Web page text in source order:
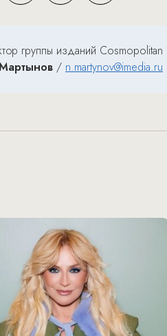
группы изданий Cosmopolitan
/ n.martynov@imedia.ru